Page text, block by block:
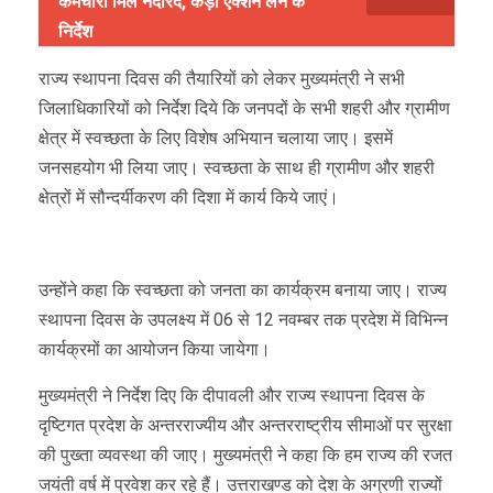
निर्देश
राज्य स्थापना दिवस की तैयारियों को लेकर मुख्यमंत्री ने सभी
जिलाधिकारियों को निर्देश दिये कि जनपदों के सभी शहरी और ग्रामीण
क्षेत्र में स्वच्छता के लिए विशेष अभियान चलाया जाए। इसमें
जनसहयोग भी लिया जाए। स्वच्छता के साथ ही ग्रामीण और शहरी
क्षेत्रों में सौन्दर्यीकरण की दिशा में कार्य किये जाएं।
उन्होंने कहा कि स्वच्छता को जनता का कार्यक्रम बनाया जाए। राज्य
स्थापना दिवस के उपलक्ष्य में 06 से 12 नवम्बर तक प्रदेश में विभिन्न
कार्यक्रमों का आयोजन किया जायेगा।
मुख्यमंत्री ने निर्देश दिए कि दीपावली और राज्य स्थापना दिवस के
दृष्टिगत प्रदेश के अन्तरराज्यीय और अन्तरराष्ट्रीय सीमाओं पर सुरक्षा
की पुख्ता व्यवस्था की जाए। मुख्यमंत्री ने कहा कि हम राज्य की रजत
जयंती वर्ष में प्रवेश कर रहे हैं। उत्तराखण्ड को देश के अग्रणी राज्यों